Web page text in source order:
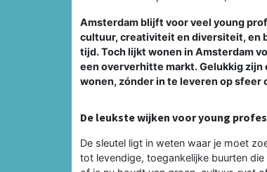
Amsterdam blijft voor veel young
cultuur, creativiteit en diversiteit, en
tijd. Toch lijkt wonen in Amsterdam
een oververhitte markt. Gelukkig zijn
wonen, zónder in te leveren op sfeer
De leukste wijken voor young
De sleutel ligt in weten waar je moet
tot levendige, toegankelijke buurten